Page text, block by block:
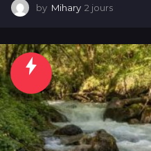
by Mihary 2 jours
u
r
s